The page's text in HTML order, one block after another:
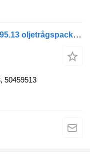
Baltacıoğlu VOITH DIWA bm50.4595.13 oljetrågspackning till buss
50459513